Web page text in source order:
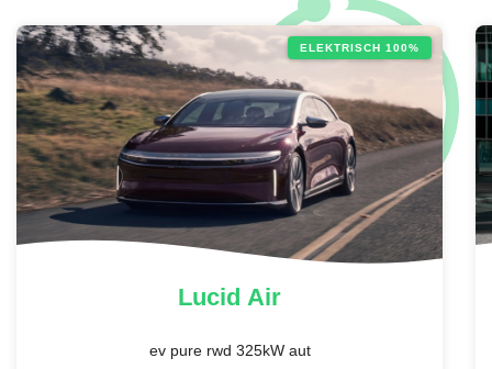
ELEKTRISCH 100%
Lucid Air
ev pure rwd 325kW aut